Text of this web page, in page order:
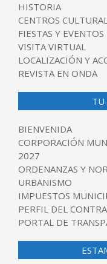
HISTORIA
CENTROS
FIESTAS Y EVENTOS
VISITA VIRTUAL
LOCALIZACIÓN Y
REVISTA EN ONDA
TU
BIENVENIDA
CORPORACIÓN
2027
ORDENANZAS Y
URBANISMO
IMPUESTOS
PERFIL DEL
PORTAL DE